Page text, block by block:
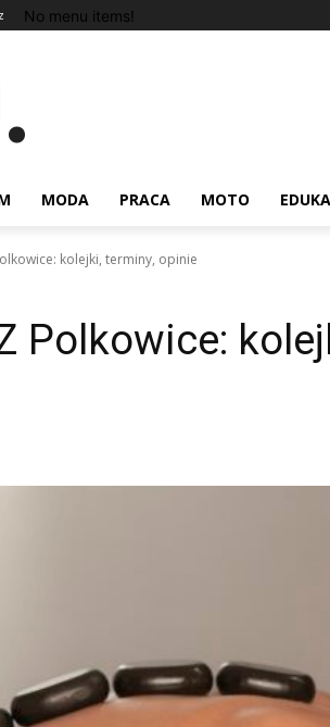
No menu items!
MODA PRACA MOTO
kolejki, terminy, opinie
Polkowice: